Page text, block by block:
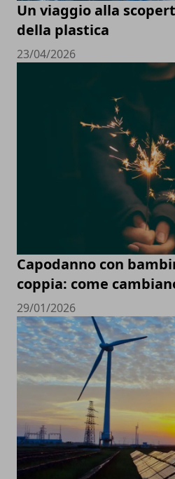
Un viaggio alla
della plastica
23/04/2026
Capodanno con
coppia: come
29/01/2026